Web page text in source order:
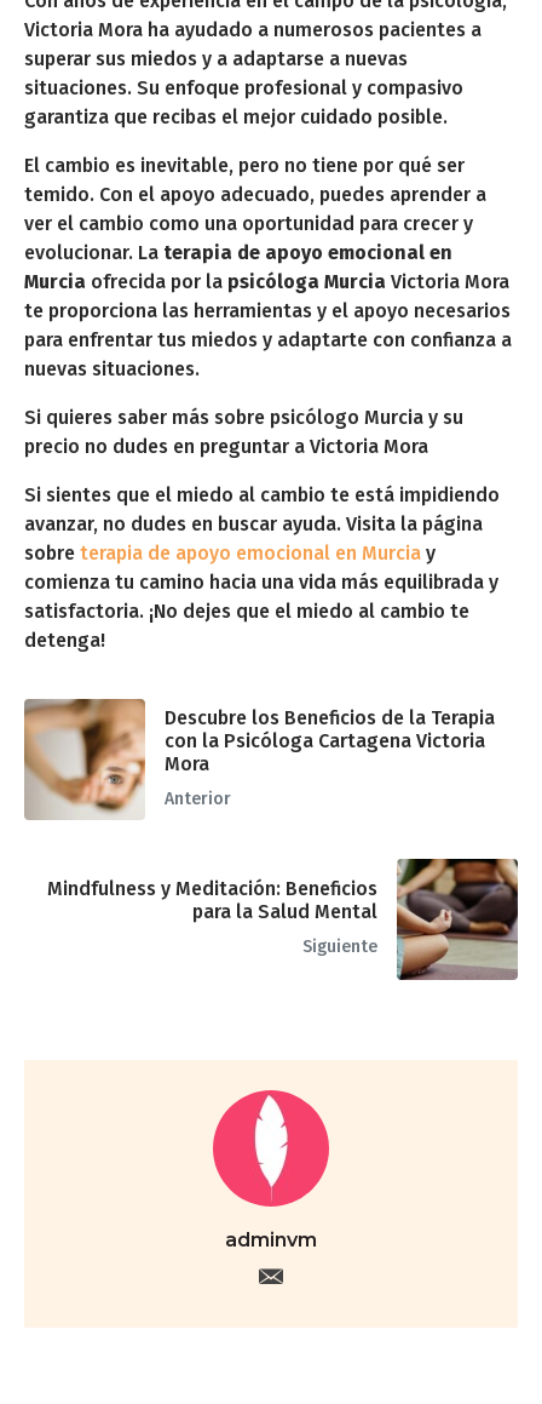
Victoria Mora ha ayudado a numerosos pacientes a
superar sus miedos y a adaptarse a nuevas
situaciones. Su enfoque profesional y compasivo
garantiza que recibas el mejor cuidado posible.
El cambio es inevitable, pero no tiene por qué ser
temido. Con el apoyo adecuado, puedes aprender a
ver el cambio como una oportunidad para crecer y
evolucionar. La terapia de apoyo emocional en
Murcia ofrecida por la psicóloga Murcia Victoria Mora
te proporciona las herramientas y el apoyo necesarios
para enfrentar tus miedos y adaptarte con confianza a
nuevas situaciones.
Si quieres saber más sobre psicólogo Murcia y su
precio no dudes en preguntar a Victoria Mora
Si sientes que el miedo al cambio te está impidiendo
avanzar, no dudes en buscar ayuda. Visita la página
sobre terapia de apoyo emocional en Murcia y
comienza tu camino hacia una vida más equilibrada y
satisfactoria. ¡No dejes que el miedo al cambio te
detenga!
Descubre los Beneficios de la Terapia
con la Psicóloga Cartagena Victoria
Mora
Anterior
Mindfulness y Meditación: Beneficios
para la Salud Mental
Siguiente
adminvm